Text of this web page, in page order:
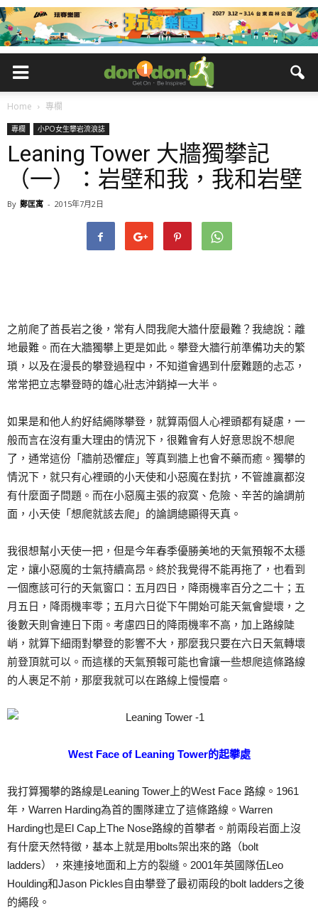
Home 專欄
專欄 小PO女生攀岩流浪誌
Leaning Tower 大牆獨攀記
（一）：岩壁和我，我和岩壁
By 鄭匡寓 - 2015年7月2日
之前爬了酋長岩之後，常有人問我爬大牆什麼最難？我總說：離
地最難。而在大牆獨攀上更是如此。攀登大牆行前準備功夫的繁
瑣，以及在漫長的攀登過程中，不知道會遇到什麼難題的忐忑，
常常把立志攀登時的雄心壯志沖銷掉一大半。
如果是和他人約好結繩隊攀登，就算兩個人心裡頭都有疑慮，一
般而言在沒有重大理由的情況下，很難會有人好意思說不想爬
了，通常這份「牆前恐懼症」等真到牆上也會不藥而癒。獨攀的
情況下，就只有心裡頭的小天使和小惡魔在對抗，不管誰贏都沒
有什麼面子問題。而在小惡魔主張的寂寞、危險、辛苦的論調前
面，小天使「想爬就該去爬」的論調總顯得天真。
我很想幫小天使一把，但是今年春季優勝美地的天氣預報不太穩
定，讓小惡魔的士氣持續高昂。終於我覺得不能再拖了，也看到
一個應該可行的天氣窗口：五月四日，降雨機率百分之二十；五
月五日，降雨機率零；五月六日從下午開始可能天氣會變壞，之
後數天則會連日下雨。考慮四日的降雨機率不高，加上路線陡
峭，就算下細雨對攀登的影響不大，那麼我只要在六日天氣轉壞
前登頂就可以。而這樣的天氣預報可能也會讓一些想爬這條路線
的人裹足不前，那麼我就可以在路線上慢慢磨。
West Face of Leaning Tower的起攀處
我打算獨攀的路線是Leaning Tower上的West Face 路線。1961
年，Warren Harding為首的團隊建立了這條路線。Warren
Harding也是El Cap上The Nose路線的首攀者。前兩段岩面上沒
有什麼天然特徵，基本上就是用bolts架出來的路（bolt
ladders），來連接地面和上方的裂縫。2001年英國隊伍Leo
Houlding和Jason Pickles自由攀登了最初兩段的bolt ladders之後
的繩段。